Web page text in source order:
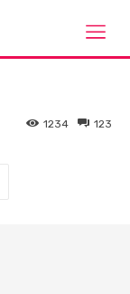
123
1234